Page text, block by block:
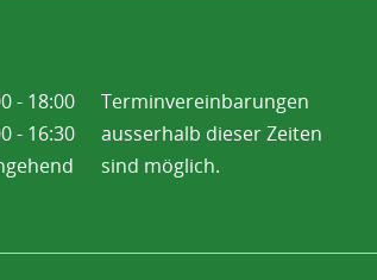
- 18:00
- 16:30
Terminvereinbarungen
ausserhalb dieser Zeiten
sind möglich.